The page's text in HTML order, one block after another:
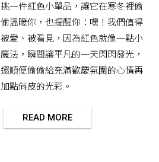
挑一件紅色小單品，讓它在寒冬裡偷
偷溫暖你，也提醒你：嘿！我們值得
被愛、被看見，因為紅色就像一點小
魔法，瞬間讓平凡的一天閃閃發光，
還順便偷偷給充滿歡慶氛圍的心情再
加點俏皮的光彩。
READ MORE